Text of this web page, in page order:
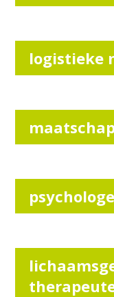
logistieke